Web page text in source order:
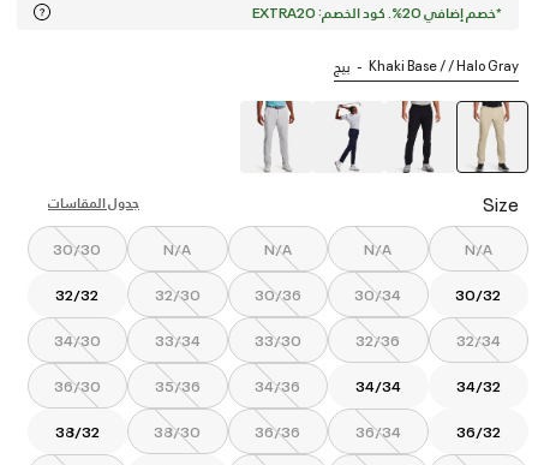
*خصم إضافي 20%. كود الخصم: EXTRA20
Khaki Base / / Halo Gray بيج
Size جدول المقاسات
N/A
N/A
N/A
N/A
30/30
30/32
30/34
30/36
32/30
32/32
32/34
32/36
33/30
33/34
34/30
34/32
34/34
34/36
35/36
36/30
36/32
36/34
36/36
38/30
38/32